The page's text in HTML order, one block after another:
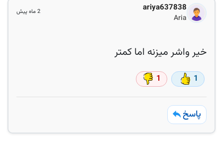
ariya637838
Aria
2 ماه پیش
خیر واشر میزنه اما کمتر
1
1
پاسخ